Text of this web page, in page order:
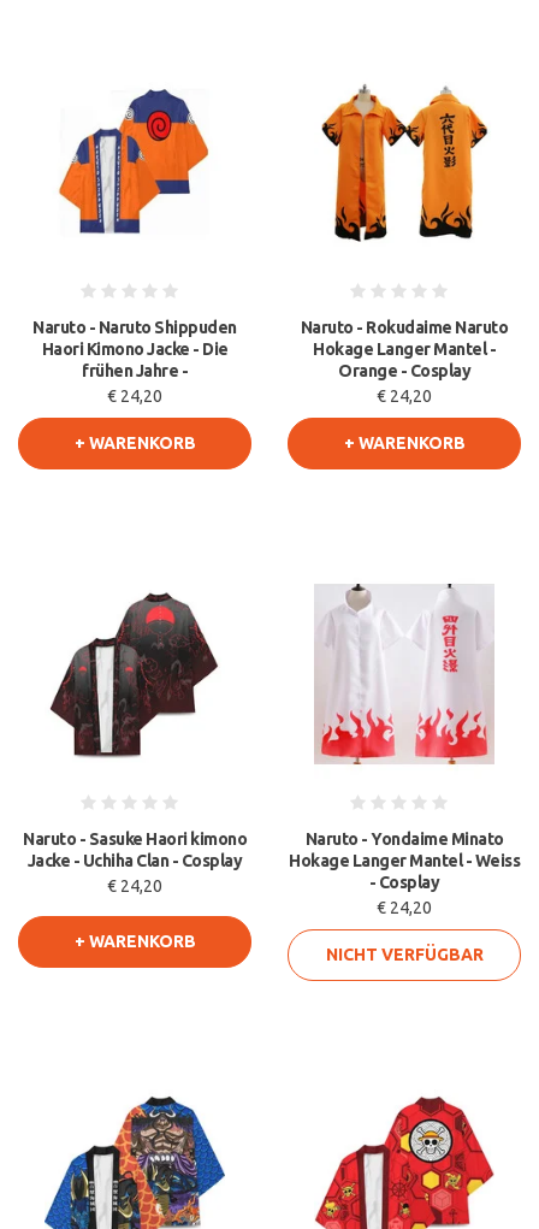
Naruto - Naruto Shippuden
Haori Kimono Jacke - Die
frühen Jahre -
€ 24,20
+ WARENKORB
Naruto - Rokudaime Naruto
Hokage Langer Mantel -
Orange - Cosplay
€ 24,20
+ WARENKORB
Naruto - Sasuke Haori kimono
Jacke - Uchiha Clan - Cosplay
€ 24,20
+ WARENKORB
Naruto - Yondaime Minato
Hokage Langer Mantel - Weiss
- Cosplay
€ 24,20
NICHT VERFÜGBAR